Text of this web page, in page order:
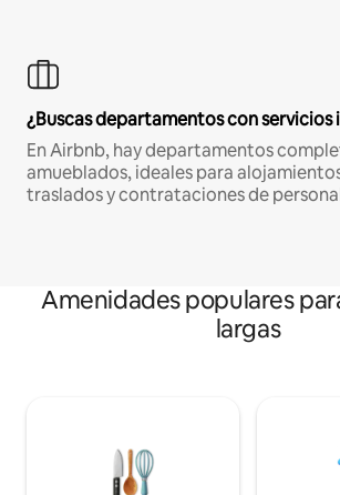
¿Buscas departamentos con servicios
En Airbnb, hay departamentos
amueblados, ideales para
traslados y contrataciones de
Amenidades populares
largas